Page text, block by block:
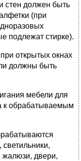
стен должен быть
(при
подлежат стирке).
открытых окнах
должны быть
мебели для
к обрабатываемым
жалюзи, двери,